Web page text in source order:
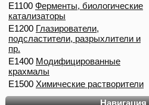
E1100 Ферменты, биологические
катализаторы
E1200 Глазирователи,
подсластители, разрыхлители и
пр.
E1400 Модифицированные
крахмалы
E1500 Химические растворители
Навигация